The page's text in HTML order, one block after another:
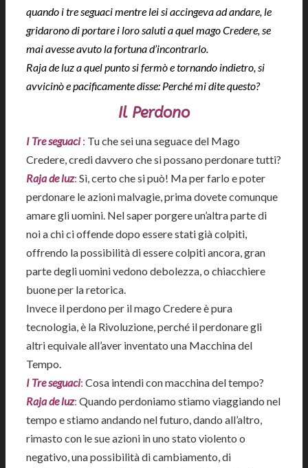
quando i tre seguaci mentre lei si accingeva ad andare, le
gridarono di portare i loro saluti a quel mago Credere, se
mai avesse avuto la fortuna d’incontrarlo.
Raja de luz a quel punto si fermò e tornando indietro, si
avvicinò e pacificamente disse: Perché mi dite questo?
Il Perdono
I Tre seguaci: Tu che sei una seguace del Mago
Credere, credi davvero che si possano perdonare tutti?
Raja de luz: Sì, certo che si può! Ma per farlo e poter
perdonare le azioni malvagie, prima dovete comunque
amare gli uomini. Nel saper porgere un’altra parte di
noi a chi ci offende dopo essere stati già colpiti,
offrendo la possibilità di essere colpiti ancora, gran
parte degli uomini vedono debolezza, o chiacchiere
buone per la retorica.
Invece il perdono per il mago Credere è pura
tecnologia, è la Rivoluzione, perché il perdonare gli
altri equivale all’aver inventato una Macchina del
Tempo.
I Tre seguaci: Cosa intendi con macchina del tempo?
Raja de luz: Quando perdoniamo stiamo viaggiando nel
tempo e stiamo andando nel futuro, dando all’altro,
rimasto con le sue azioni in uno stato violento o
negativo, una possibilità di cambiamento, di